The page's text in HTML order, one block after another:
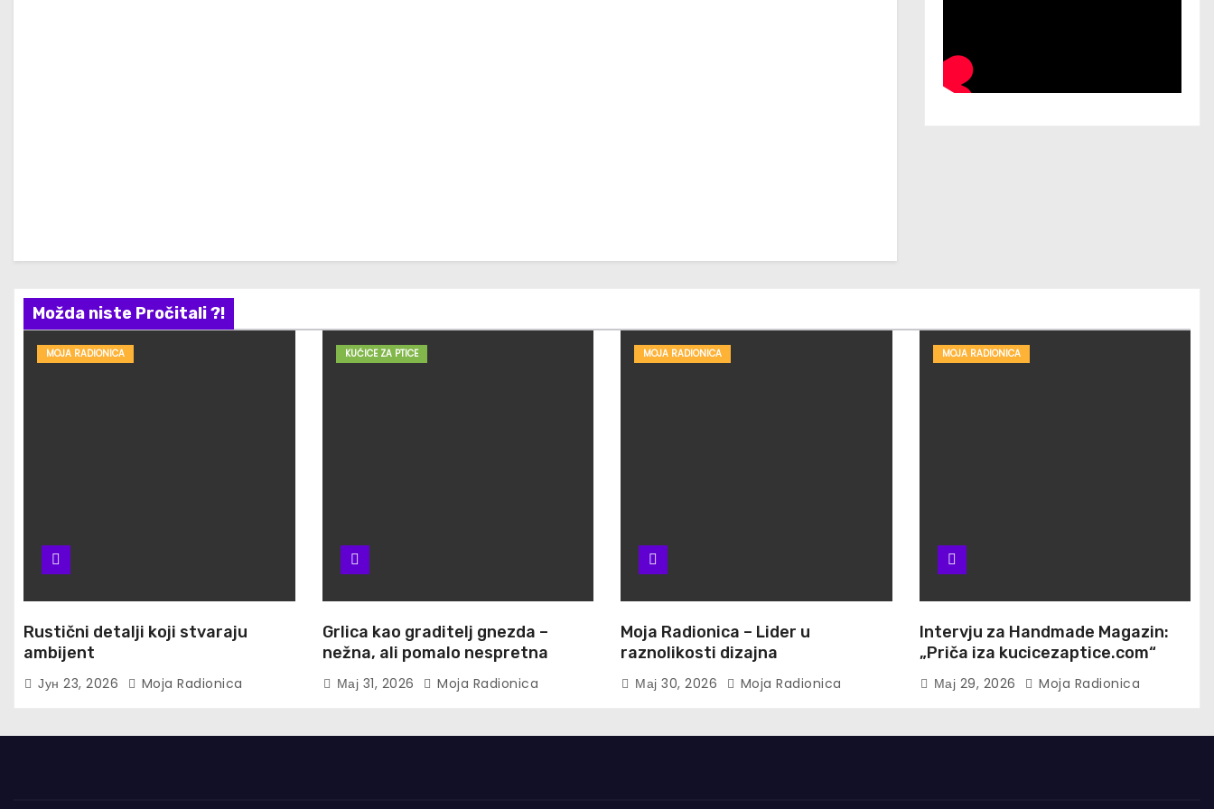
Možda niste Pročitali ?!
MOJA RADIONICA
Rustični detalji koji stvaraju
ambijent
Јун 23, 2026 Moja Radionica
KUĆICE ZA PTICE
Grlica kao graditelj gnezda –
nežna, ali pomalo nespretna
Мај 31, 2026 Moja Radionica
MOJA RADIONICA
Moja Radionica – Lider u
raznolikosti dizajna
Мај 30, 2026 Moja Radionica
MOJA RADIONICA
Intervju za Handmade Magazin:
„Priča iza kucicezaptice.com“
Мај 29, 2026 Moja Radionica